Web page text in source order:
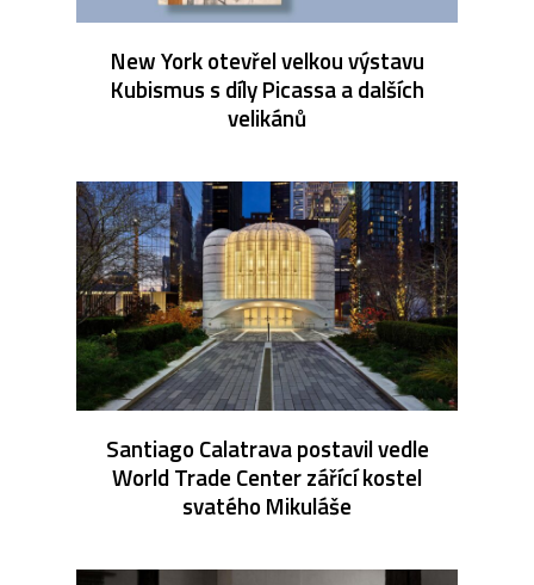
New York otevřel velkou výstavu
Kubismus s díly Picassa a dalších
velikánů
Santiago Calatrava postavil vedle
World Trade Center zářící kostel
svatého Mikuláše